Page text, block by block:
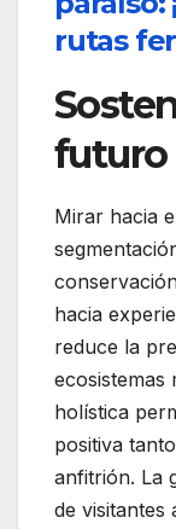
rutas
futuro
Mirar hacia
hacia
reduce la
ecosistemas
holística
positiva
anfitrión. La
de visitantes